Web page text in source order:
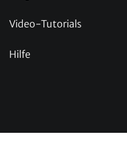
Video-Tutorials
Hilfe